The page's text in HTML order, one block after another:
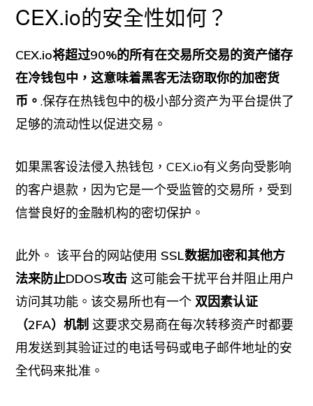
CEX.io的安全性如何？
CEX.io将超过90%的所有在交易所交易的资产储存
在冷钱包中，这意味着黑客无法窃取你的加密货
币。.保存在热钱包中的极小部分资产为平台提供了
足够的流动性以促进交易。
如果黑客设法侵入热钱包，CEX.io有义务向受影响
的客户退款，因为它是一个受监管的交易所，受到
信誉良好的金融机构的密切保护。
此外。 该平台的网站使用 SSL数据加密和其他方
法来防止DDOS攻击这可能会干扰平台并阻止用户
访问其功能。该交易所也有一个 双因素认证
（2FA）机制 这要求交易商在每次转移资产时都要
用发送到其验证过的电话号码或电子邮件地址的安
全代码来批准。